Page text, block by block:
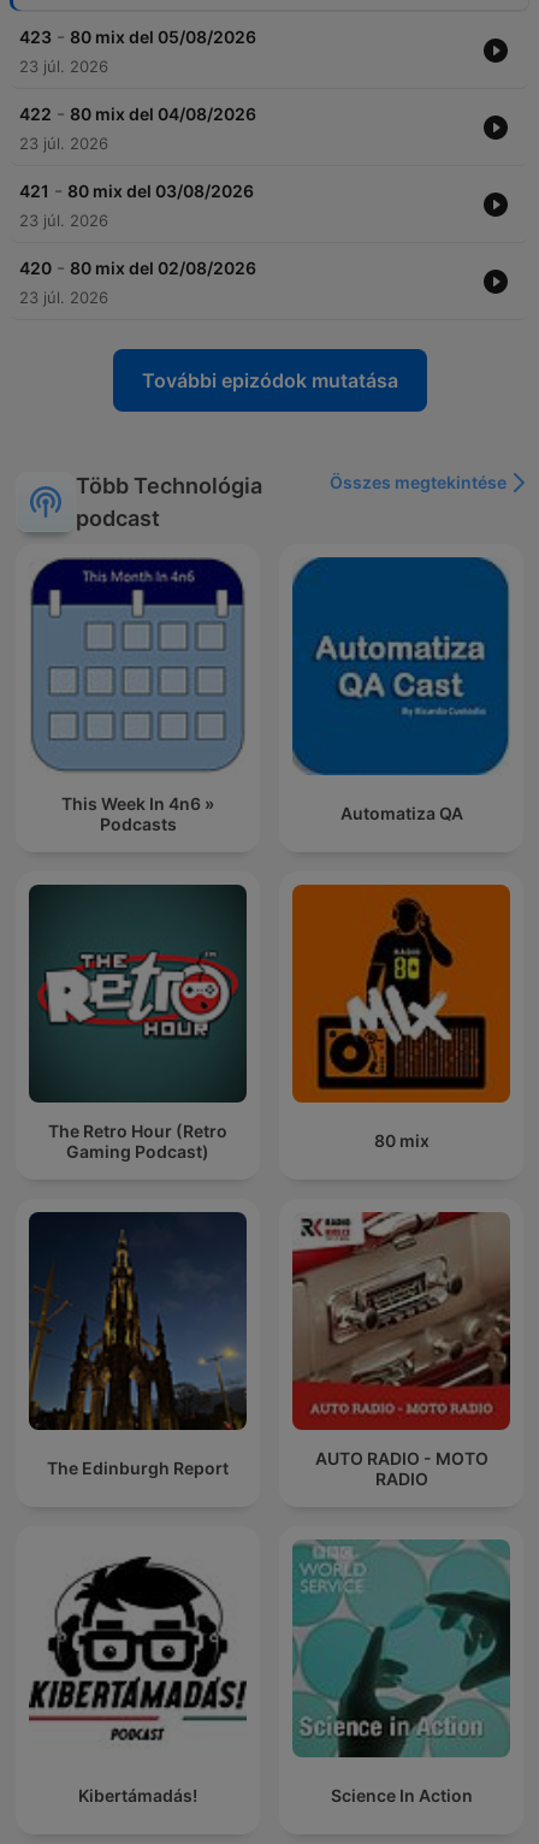
423 - 80 mix del 05/08/2026
23 júl. 2026
422 - 80 mix del 04/08/2026
23 júl. 2026
421 - 80 mix del 03/08/2026
23 júl. 2026
420 - 80 mix del 02/08/2026
23 júl. 2026
További epizódok mutatása
Több Technológia
podcast
Összes megtekintése
This Week In 4n6 »
Podcasts
Automatiza QA
The Retro Hour (Retro
Gaming Podcast)
80 mix
The Edinburgh Report
AUTO RADIO - MOTO
RADIO
Kibertámadás! Science In Action